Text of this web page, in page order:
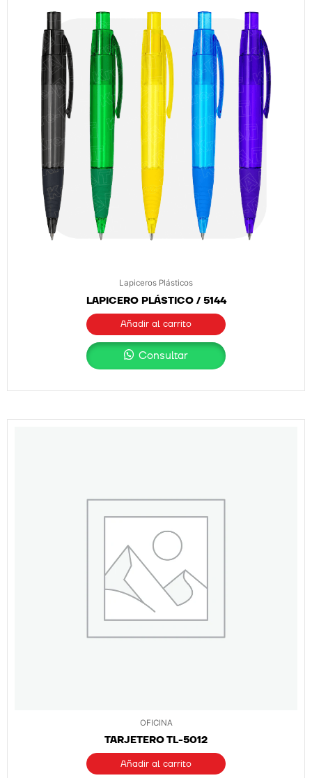
Lapiceros Plásticos
LAPICERO PLÁSTICO / 5144
Añadir al carrito
Consultar
OFICINA
TARJETERO TL-5012
Añadir al carrito